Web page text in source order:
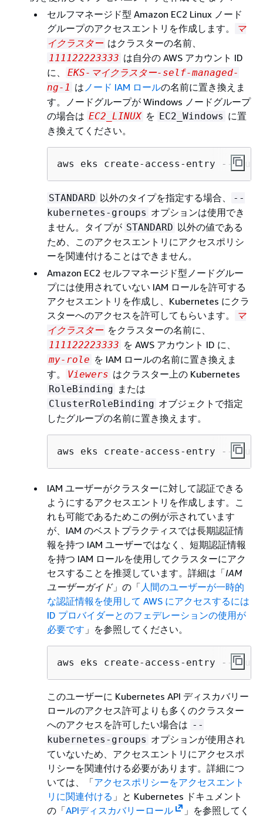
セルフマネージド型 Amazon EC2 Linux ノード
グループのアクセスエントリを作成します。
マ
イクラスター はクラスターの名前、
111122223333 は自分の AWS アカウント ID
に、
EKS-マイクラスター-self-managed-
ng-1 は ノード IAM ロールの名前に置き換えま
す。ノードグループが Windows ノードグループ
の場合は EC2_LINUX を EC2_Windows に置
き換えてください。
aws eks create-access-entry --
STANDARD 以外のタイプを指定する場合、
--
kubernetes-groups オプションは使用でき
ません。タイプが STANDARD 以外の値である
ため、このアクセスエントリにアクセスポリシ
ーを関連付けることはできません。
Amazon EC2 セルフマネージド型ノードグルー
プには使用されていない IAM ロールを許可する
アクセスエントリを作成し、Kubernetes にクラ
スターへのアクセスを許可してもらいます。
マ
イクラスター をクラスターの名前に、
111122223333 を AWS アカウント ID に、
my-role を IAM ロールの名前に置き換えま
す。
Viewers はクラスター上の Kubernetes
RoleBinding または
ClusterRoleBinding オブジェクトで指定
したグループの名前に置き換えます。
aws eks create-access-entry --
IAM ユーザーがクラスターに対して認証できる
ようにするアクセスエントリを作成します。こ
れも可能であるためこの例が示されています
が、IAM のベストプラクティスでは長期認証情
報を持つ IAM ユーザーではなく、短期認証情報
を持つ IAM ロールを使用してクラスターにアク
セスすることを推奨しています。詳細は「IAM
ユーザーガイド」の「人間のユーザーが一時的
な認証情報を使用して AWS にアクセスするには
ID プロバイダーとのフェデレーションの使用が
必要です 」を参照してください。
aws eks create-access-entry --
このユーザーに Kubernetes API ディスカバリー
ロールのアクセス許可よりも多くのクラスター
へのアクセスを許可したい場合は --
kubernetes-groups オプションが使用され
ていないため、アクセスエントリにアクセスポ
リシーを関連付ける必要があります。詳細につ
いては、「アクセスポリシーをアクセスエント
リに関連付ける 」と Kubernetes ドキュメント
の「APIディスカバリーロール
」を参照してく